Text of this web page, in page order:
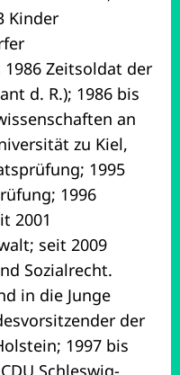
Kinder
Zeitsoldat der
d. R.); 1986 bis
an
zu Kiel,
1995
1996
2001
seit 2009
Sozialrecht.
in die Junge
der
1997 bis
Schleswig-